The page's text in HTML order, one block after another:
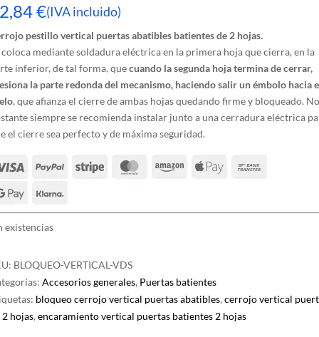
€(IVA incluido)
pestillo vertical puertas abatibles batientes de 2 hojas.
coloca mediante soldadura eléctrica en la primera hoja que cierra, en la
inferior, de tal forma, quecuando la segunda hoja termina de cerrar,
la parte redonda del mecanismo, haciendo salir un émbolo hacia
, que afianza el cierre de ambas hojas quedando firme y bloqueado. No
siempre se recomienda instalar junto a una cerradura eléctrica
el cierre sea perfecto y de máxima seguridad.
existencias
BLOQUEO-VERTICAL-VDS
Accesorios generales, Puertas batientes
bloqueo cerrojo vertical puertas abatibles, cerrojo vertical
2 hojas, encaramiento vertical puertas batientes 2 hojas